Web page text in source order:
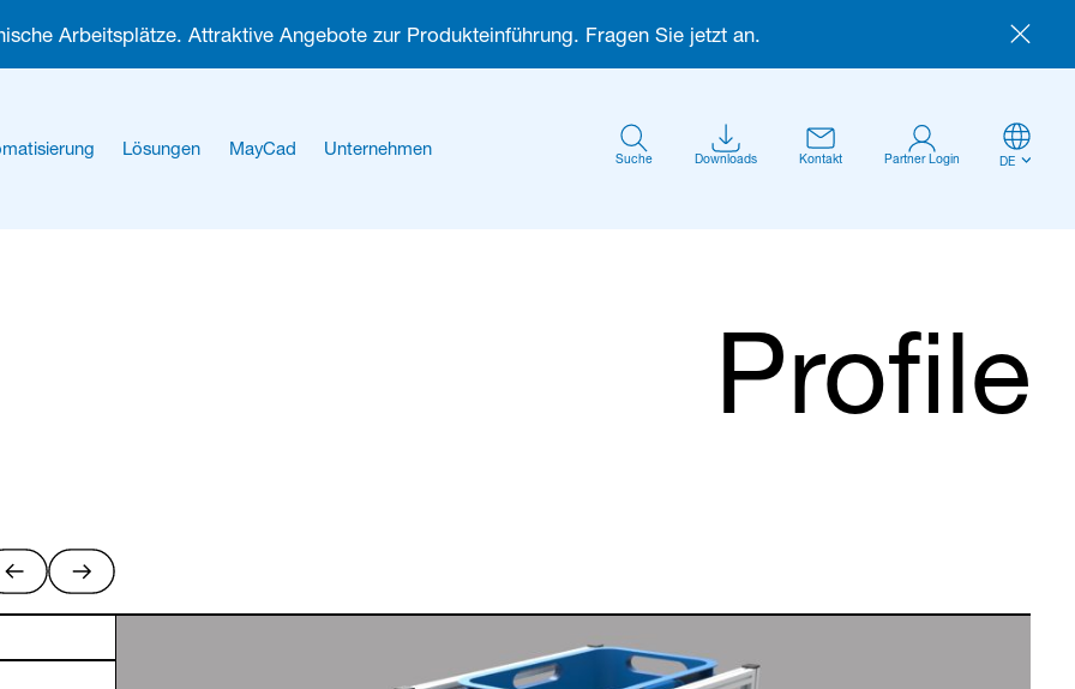
Arbeitsplätze. Attraktive Angebote zur Produkteinführung. Fragen Sie jetzt an.
Lösungen MayCad Unternehmen
Suche Downloads Kontakt Partner Login DE
Profile